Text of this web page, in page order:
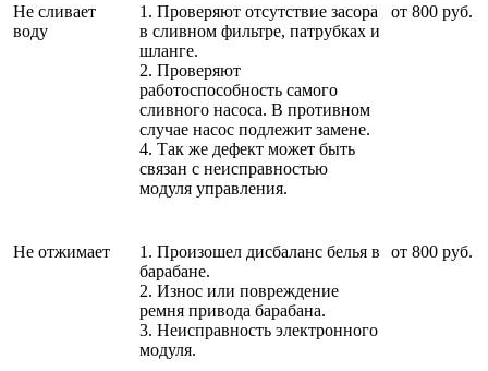
Не сливает
воду
1. Проверяют отсутствие засора
в сливном фильтре, патрубках и
шланге.
2. Проверяют
работоспособность самого
сливного насоса. В противном
случае насос подлежит замене.
4. Так же дефект может быть
связан с неисправностью
модуля управления.
от 800 руб.
Не отжимает
1. Произошел дисбаланс белья в
барабане.
2. Износ или повреждение
ремня привода барабана.
3. Неисправность электронного
модуля.
от 800 руб.